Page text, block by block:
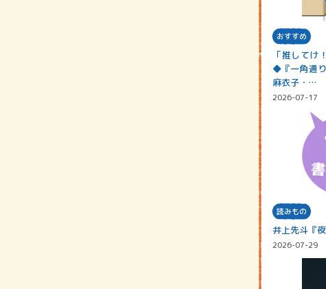
おすすめ
「推してけ
◆『一角通
麻衣子・…
2026-07-17
読みもの
井上先斗『
2026-07-29